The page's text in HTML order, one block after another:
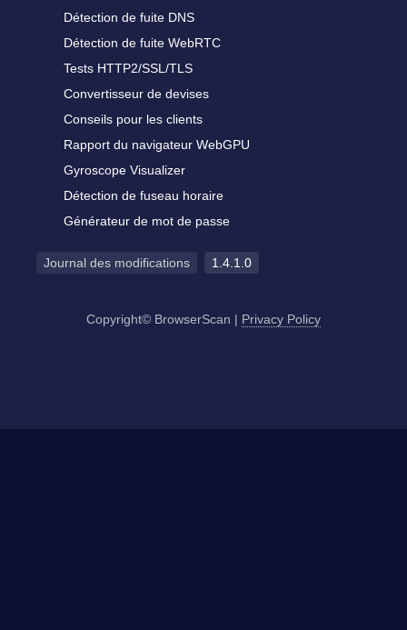
Détection de fuite DNS
Détection de fuite WebRTC
Tests HTTP2/SSL/TLS
Convertisseur de devises
Conseils pour les clients
Rapport du navigateur WebGPU
Gyroscope Visualizer
Détection de fuseau horaire
Générateur de mot de passe
Journal des modifications 1.4.1.0
Copyright© BrowserScan | Privacy Policy